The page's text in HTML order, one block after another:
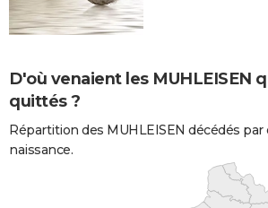
D'où venaient les MUHLEISEN
quittés ?
Répartition des MUHLEISEN décédés
naissance.